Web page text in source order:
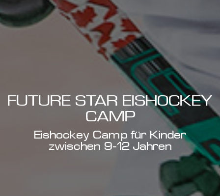
FUTURE STAR EISHOCKEY
CAMP
Eishockey Camp für Kinder
zwischen 9-12 Jahren